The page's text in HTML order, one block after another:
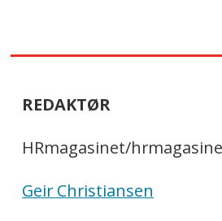
REDAKTØR
HRmagasinet/
Geir Christiansen